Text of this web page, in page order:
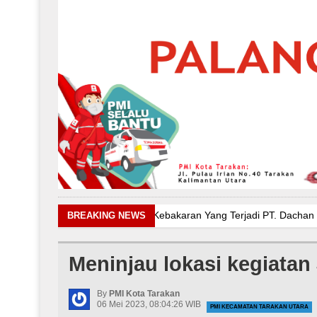
BREAKING NEWS
Kebakaran Yang Terjadi PT. Dachan Mustika Aurora
Penyaluran Bantuan Kepada Penyintas Kebakaran
Meninjau lokasi kegiatan
By PMI Kota Tarakan
06 Mei 2023, 08:04:26 WIB
PMI KECAMATAN TARAKAN UTARA